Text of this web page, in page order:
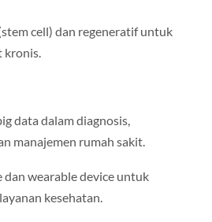
cell) dan regeneratif untuk
kronis.
data dalam diagnosis,
manajemen rumah sakit.
wearable device untuk
kesehatan.